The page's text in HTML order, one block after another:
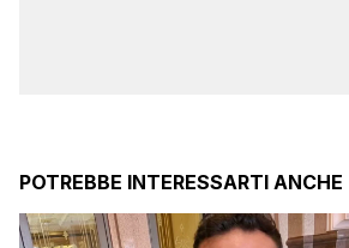
POTREBBE INTERESSARTI ANCHE